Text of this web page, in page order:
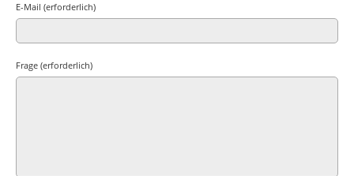
E-Mail (erforderlich)
Frage (erforderlich)